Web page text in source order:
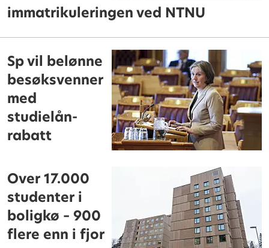
immatrikuleringen ved NTNU
Sp vil belønne
besøksvenner
med
studielån-
rabatt
Over 17.000
studenter i
boligkø – 900
flere enn i fjor